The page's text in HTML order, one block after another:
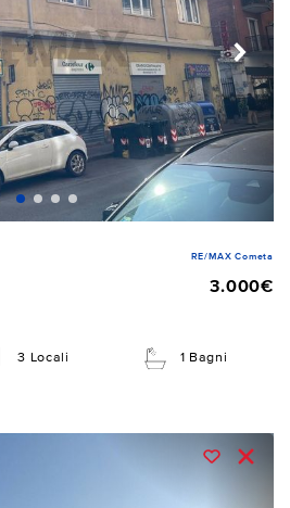
RE/MAX Cometa
3.000€
3 Locali 1 Bagni